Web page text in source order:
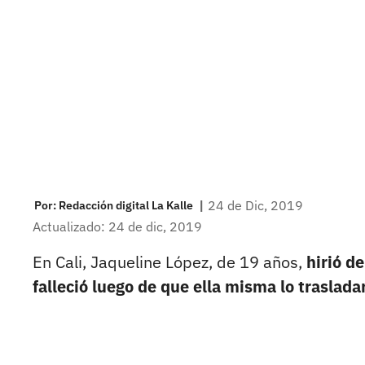
Por: Redacción digital La Kalle | 24 de Dic, 2019
Actualizado: 24 de dic, 2019
En Cali, Jaqueline López, de 19 años, hirió
falleció luego de que ella misma lo